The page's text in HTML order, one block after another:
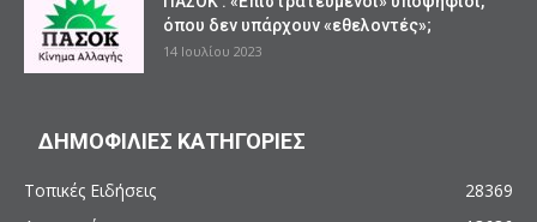
όπου δεν υπάρχουν «εθελοντές»;
14 Ιουλίου 2023
ΔΗΜΟΦΙΛΙΕΣ ΚΑΤΗΓΟΡΙΕΣ
Τοπικές Ειδήσεις
28369